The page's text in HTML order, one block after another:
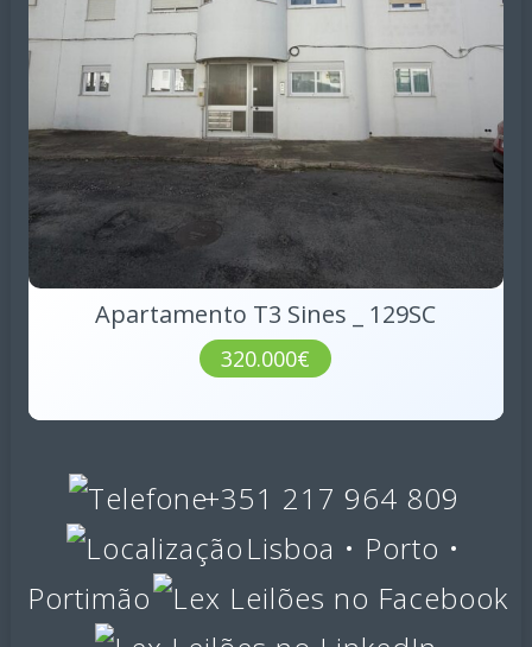
Apartamento T3 Sines _ 129SC
320.000€
+351 217 964 809
Lisboa • Porto •
Portimão